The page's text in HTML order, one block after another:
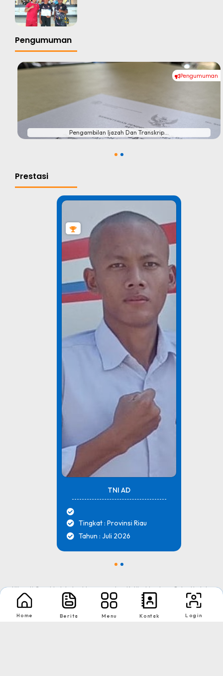
Pengumuman
Pengumuman
#
Pengambilan Ijazah Dan Transkrip...
Prestasi
TNI AD
Tingkat : Provinsi Riau
Tahun : Juli 2026
Nikmati Cara Mudah dan Menyenangkan Ketika Membaca Buku, Update
Informasi Sekolah Hanya Dalam Genggaman
Home Berita Menu Kontak Login